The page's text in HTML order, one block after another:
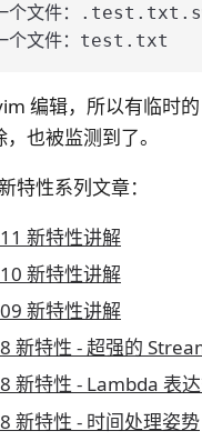
个文件：
编辑，所以有临时
也被监测到了。
特性系列文章：
新特性讲解
新特性讲解
新特性讲解
新特性 - 超强的
新特性 - Lambda 表
新特性 - 时间处理姿势